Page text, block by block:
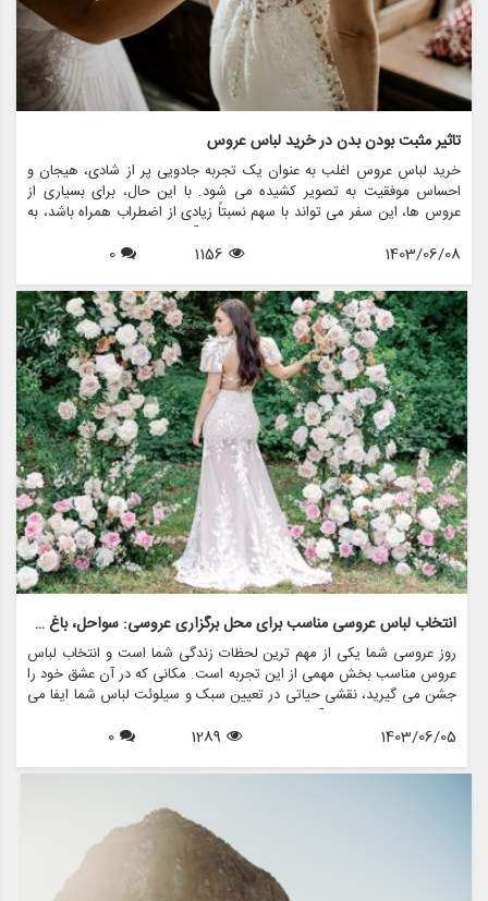
تاثیر مثبت بودن بدن در خرید لباس عروس
خرید لباس عروس اغلب به عنوان یک تجربه جادویی پر از شادی، هیجان و
احساس موفقیت به تصویر کشیده می شود. با این حال، برای بسیاری از
عروس ها، این سفر می تواند با سهم نسبتاً زیادی از اضطراب همراه باشد، به
ویژه وقتی صحبت از تصویر بدنی به میان می آید. افزایش حرکت مثبت بدن
به طور قابل توجهی بر نحوه برخورد عروس ها برای خرید لباس عروس تأثیر
کند. این مقاله تاثیر مثبت بودن بدن بر خرید لباس عروس و اینکه چگونه
فروشگاه هایی مانند مزون چرخچی در ایجاد تجربیات فراگیر و توانمند برای
همه عروس ها پیشرو هستند را بررسی می کند.
1403/06/08
1156
0
انتخاب لباس عروسی مناسب برای محل برگزاری عروسی: سواحل، باغ ها و سالن های رقص
روز عروسی شما یکی از مهم ترین لحظات زندگی شما است و انتخاب لباس
عروس مناسب بخش مهمی از این تجربه است. مکانی که در آن عشق خود را
جشن می گیرید، نقشی حیاتی در تعیین سبک و سیلوئت لباس شما ایفا می
کند. چه در یک ساحل آفتاب زده، چه در باغی پر از شکوفه، یا در دیوارهای
زیبای یک سالن رقص بگویید «من می کنم»، لباس شما نه تنها باید سبک
این مقاله به بررسی نحوه انتخاب لباس عروس مناسب برای سالن های
1403/06/05
1289
0